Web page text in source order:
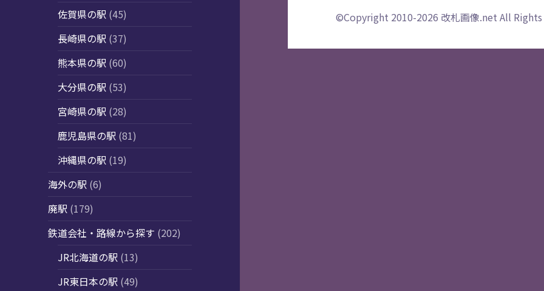
佐賀県の駅 (45)
長崎県の駅 (37)
熊本県の駅 (60)
大分県の駅 (53)
宮崎県の駅 (28)
鹿児島県の駅 (81)
沖縄県の駅 (19)
海外の駅 (6)
廃駅 (179)
鉄道会社・路線から探す (202)
JR北海道の駅 (13)
JR東日本の駅 (49)
©Copyright 2010-2026 改札画像.net All